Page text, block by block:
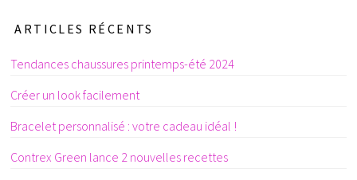
ARTICLES RÉCENTS
Tendances chaussures printemps-été 2024
Créer un look facilement
Bracelet personnalisé : votre cadeau idéal !
Contrex Green lance 2 nouvelles recettes